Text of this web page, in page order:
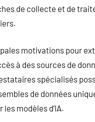
de collecte et de
motivations pour
à des sources de
spécialisés
de données
modèles d’IA.